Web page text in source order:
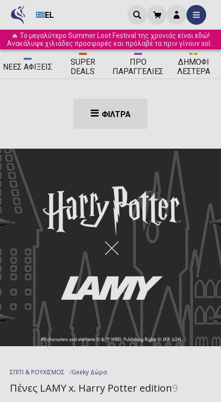
EL
🔥 Το μεγαλύτερο Summer Loot Festival της χρονιάς είναι εδώ!
Ανακάλυψε χιλιάδες προσφορές και πρόλαβέ τα πριν γίνουν sold
out! ☀️
ΝΈΕΣ ΑΦΊΞΕΙΣ
SUPER
DEALS
ΠΡΟ
ΠΑΡΑΓΓΕΛΊΕΣ
ΔΗΜΟΦΙ
ΛΈΣΤΕΡΑ
ΦΊΛΤΡΑ
ΣΠΙΤΙ & ΡΟΥΧΙΣΜΟΣ Geeky Δώρα
Πένες LAMY x. Harry Potter edition9